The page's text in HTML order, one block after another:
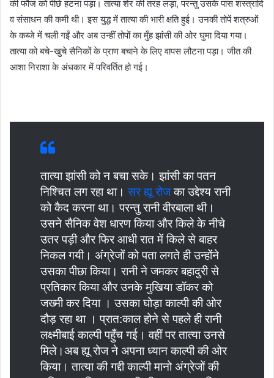
की फौज को पीछे हटना पड़ा। तात्या शेर की तरह लड़ा, परन्तु उसके पास शस्त्रादि
व संसाधन की कमी थी। इस युद्ध में तात्या की भारी क्षति हुई। उनकी तोपें शत्रुओं
के कब्जे में चली गईं और अब उन्हीं तोपों का मुँह झांसी की ओर घुमा दिया गया।
तात्या को बचे-खुचे सैनिकों के प्राण बचाने के लिए वापस लौटना पड़ा। जीत की
आशा निराशा के अंधकार में परिवर्तित हो गई।
तात्या झांसी को न बचा सके। झांसी का पतन
निश्चित लग रहा था।सर ह्यू रोजका उद्देश्य रानी
को कैद करना था। परन्तु रानी वीरबाला थी।
उसने सैनिक वेश धारण किया और किले के नीचे
उतर पड़ी और फिर आधी रात में किले से बाहर
निकल गयी। अंग्रेजों को पता लगते ही उन्होंने
उसका पीछा किया। रानी ने जमकर बहादुरी से
प्रतिकार किया और उनके मुखिया डॉकर को
जख्मी कर दिया । उसका घोड़ा काल्पी की ओर
दौड़ रहा था । प्रात:काल होने से पहले ही रानी
लक्ष्मीबाई काल्पी पहुँच गई। वहीं पर तात्या उनसे
मिले।अब ह्यू रोज ने अपना ध्यान काल्पी की ओर
किया। तात्या की गद्दी काल्पी मानो अंग्रेजों की